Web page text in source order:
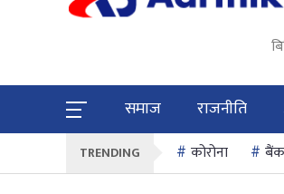
समाज राजनीति
TRENDING कोरोना बैंक